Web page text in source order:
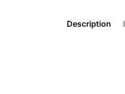
Description